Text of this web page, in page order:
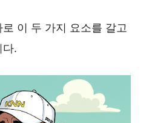
이 두 가지 요소를 갈고
다.